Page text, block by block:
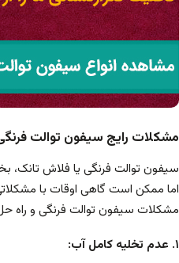
مشکلات رایج سیفون توالت
سیفون توالت فرنگی یا فلاش تانک،
اما ممکن است گاهی اوقات با
مشکلات سیفون توالت فرنگی و راه
۱. عدم تخلیه کامل آب: